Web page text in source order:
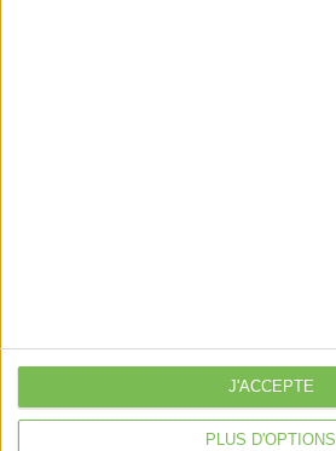
PLUS D'OPTIONS
J'ACCEPTE
libérale
Je sécurise mon activité